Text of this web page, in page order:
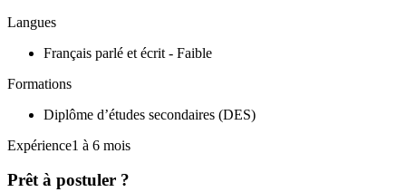
Langues
Français parlé et écrit - Faible
Formations
Diplôme d’études secondaires (DES)
Expérience1 à 6 mois
Prêt à postuler ?